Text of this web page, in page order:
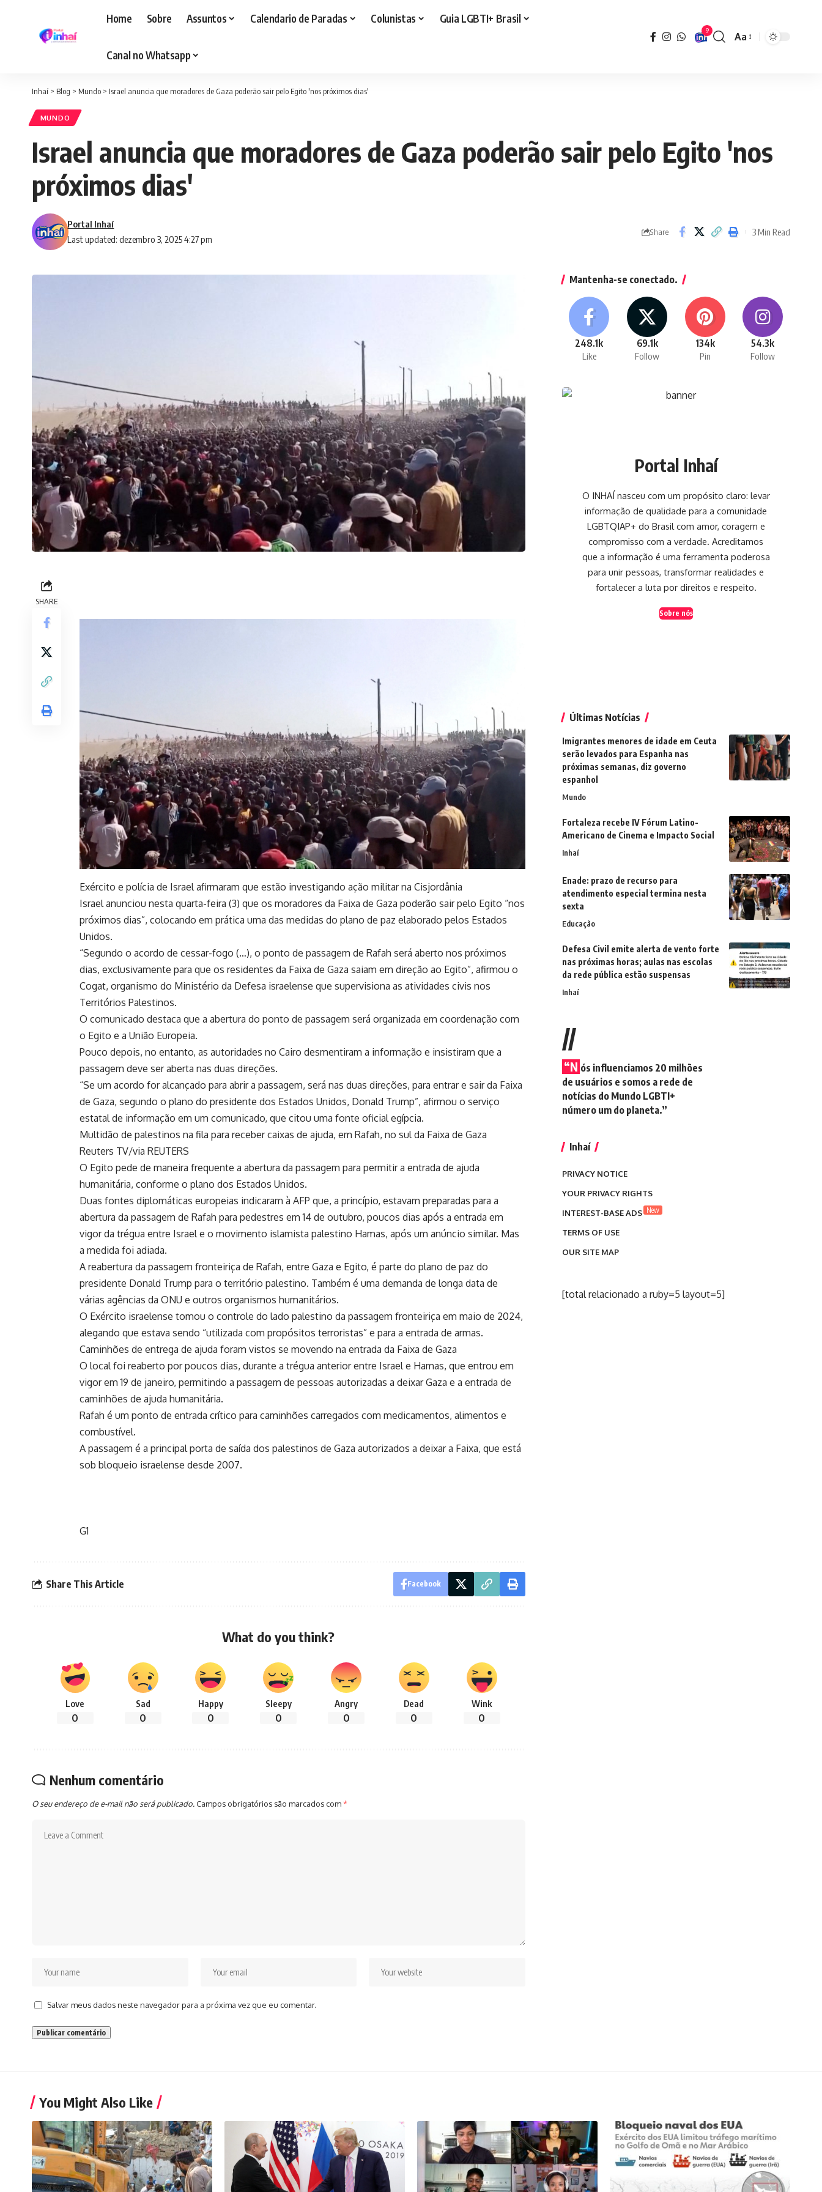
Home Sobre Assuntos Calendario de Paradas Colunistas Guia LGBTI+ Brasil
Canal no Whatsapp
9
Font
Aa
Inhaí > Blog > Mundo > Israel anuncia que moradores de Gaza poderão sair pelo Egito 'nos próximos dias'
MUNDO
Israel anuncia que moradores de Gaza poderão sair pelo Egito 'nos
próximos dias'
Last updated: dezembro 3, 2025 4:27 pm
Portal Inhaí
Share 3 Min Read
SHARE
Exército e polícia de Israel afirmaram que estão investigando ação militar na Cisjordânia
Israel anunciou nesta quarta-feira (3) que os moradores da Faixa de Gaza poderão sair pelo Egito “nos
próximos dias”, colocando em prática uma das medidas do plano de paz elaborado pelos Estados
Unidos.
“Segundo o acordo de cessar-fogo (…), o ponto de passagem de Rafah será aberto nos próximos
dias, exclusivamente para que os residentes da Faixa de Gaza saiam em direção ao Egito”, afirmou o
Cogat, organismo do Ministério da Defesa israelense que supervisiona as atividades civis nos
Territórios Palestinos.
O comunicado destaca que a abertura do ponto de passagem será organizada em coordenação com
o Egito e a União Europeia.
Pouco depois, no entanto, as autoridades no Cairo desmentiram a informação e insistiram que a
passagem deve ser aberta nas duas direções.
“Se um acordo for alcançado para abrir a passagem, será nas duas direções, para entrar e sair da Faixa
de Gaza, segundo o plano do presidente dos Estados Unidos, Donald Trump”, afirmou o serviço
estatal de informação em um comunicado, que citou uma fonte oficial egípcia.
Multidão de palestinos na fila para receber caixas de ajuda, em Rafah, no sul da Faixa de Gaza
Reuters TV/via REUTERS
O Egito pede de maneira frequente a abertura da passagem para permitir a entrada de ajuda
humanitária, conforme o plano dos Estados Unidos.
Duas fontes diplomáticas europeias indicaram à AFP que, a princípio, estavam preparadas para a
abertura da passagem de Rafah para pedestres em 14 de outubro, poucos dias após a entrada em
vigor da trégua entre Israel e o movimento islamista palestino Hamas, após um anúncio similar. Mas
a medida foi adiada.
A reabertura da passagem fronteiriça de Rafah, entre Gaza e Egito, é parte do plano de paz do
presidente Donald Trump para o território palestino. Também é uma demanda de longa data de
várias agências da ONU e outros organismos humanitários.
O Exército israelense tomou o controle do lado palestino da passagem fronteiriça em maio de 2024,
alegando que estava sendo “utilizada com propósitos terroristas” e para a entrada de armas.
Caminhões de entrega de ajuda foram vistos se movendo na entrada da Faixa de Gaza
O local foi reaberto por poucos dias, durante a trégua anterior entre Israel e Hamas, que entrou em
vigor em 19 de janeiro, permitindo a passagem de pessoas autorizadas a deixar Gaza e a entrada de
caminhões de ajuda humanitária.
Rafah é um ponto de entrada crítico para caminhões carregados com medicamentos, alimentos e
combustível.
A passagem é a principal porta de saída dos palestinos de Gaza autorizados a deixar a Faixa, que está
sob bloqueio israelense desde 2007.
G1
Share This Article Facebook
What do you think?
Love
0
Sad
0
Happy
0
Sleepy
0
Angry
0
Dead
0
Wink
0
Nenhum comentário
O seu endereço de e-mail não será publicado. Campos obrigatórios são marcados com*
Salvar meus dados neste navegador para a próxima vez que eu comentar.
Mantenha-se conectado.
248.1k
Like
69.1k
Follow
134k
Pin
54.3k
Follow
Portal Inhaí
O INHAÍ nasceu com um propósito claro: levar
informação de qualidade para a comunidade
LGBTQIAP+ do Brasil com amor, coragem e
compromisso com a verdade. Acreditamos
que a informação é uma ferramenta poderosa
para unir pessoas, transformar realidades e
fortalecer a luta por direitos e respeito.
Sobre nós
Últimas Notícias
Imigrantes menores de idade em Ceuta
serão levados para Espanha nas
próximas semanas, diz governo
espanhol
Mundo
Fortaleza recebe IV Fórum Latino-
Americano de Cinema e Impacto Social
Inhaí
Enade: prazo de recurso para
atendimento especial termina nesta
sexta
Educação
Defesa Civil emite alerta de vento forte
nas próximas horas; aulas nas escolas
da rede pública estão suspensas
Inhaí
//
“N ós influenciamos 20 milhões
de usuários e somos a rede de
notícias do Mundo LGBTI+
número um do planeta.”
Inhaí
PRIVACY NOTICE
YOUR PRIVACY RIGHTS
INTEREST-BASE ADS New
TERMS OF USE
OUR SITE MAP
[total relacionado a ruby=5 layout=5]
You Might Also Like